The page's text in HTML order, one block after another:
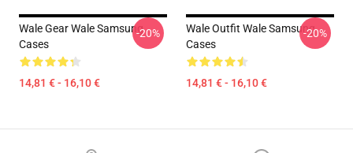
Wale Gear Wale Samsung
Cases
14,81 € - 16,10 €
-20%
Wale Outfit Wale Samsung
Cases
14,81 € - 16,10 €
-20%